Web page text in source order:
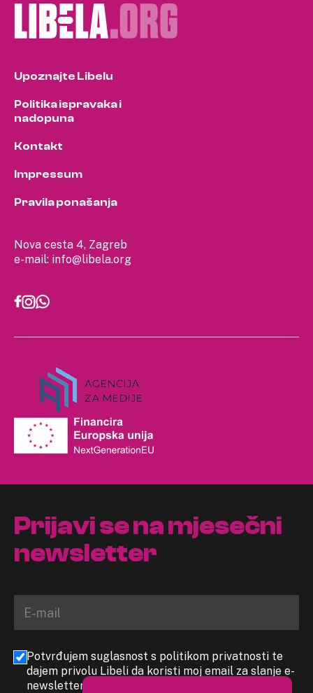
Nova cesta 4, Zagreb
e-mail: info@libela.org
Upoznajte Libelu
Politika ispravaka i
nadopuna
Kontakt
Impressum
Pravila ponašanja
Prijavi se na mjesečni
newsletter
Potvrđujem suglasnost s politikom privatnosti te
dajem privolu Libeli da koristi moj email za slanje e-
newslettera